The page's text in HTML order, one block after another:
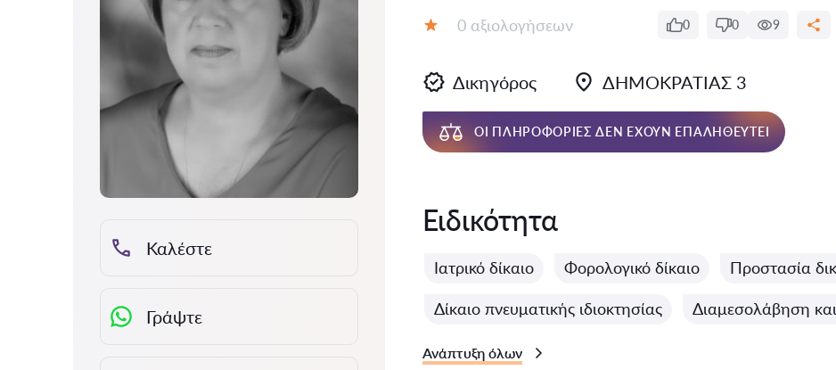
Καλέστε
Γράψτε
Αξιολογήσεις:
0 αξιολογήσεων 0 0 9
Δικηγόρος ΔΗΜΟΚΡΑΤΙΑΣ 3
ΟΙ ΠΛΗΡΟΦΟΡΊΕΣ ΔΕΝ ΈΧΟΥΝ ΕΠΑΛΗΘΕΥΤΕΊ
Ειδικότητα
Ιατρικό δίκαιο Φορολογικό δίκαιο Προστασία
Δίκαιο πνευματικής ιδιοκτησίας Διαμεσολάβηση και
Ανάπτυξη όλων